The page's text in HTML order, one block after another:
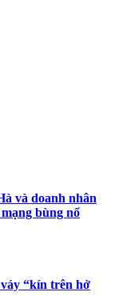
và doanh nhân
bùng nổ
“kín trên hở